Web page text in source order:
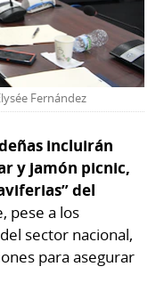
Fernández
incluirán
y jamón picnic,
del
pese a los
sector nacional,
para asegurar